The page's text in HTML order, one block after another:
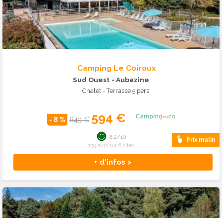
Camping Le Coiroux
Sud Ouest - Aubazine
Chalet - Terrasse 5 pers.
- 8 % 649 € 594 €
Prix malin
+ d'infos >
8.2/10
139 avis sur 6 sites